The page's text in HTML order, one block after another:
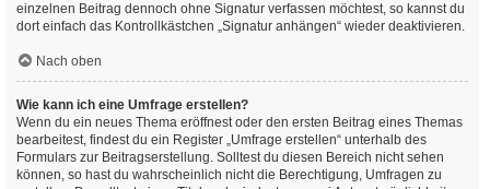
einzelnen Beitrag dennoch ohne Signatur verfassen möchtest, so kannst du
dort einfach das Kontrollkästchen „Signatur anhängen“ wieder deaktivieren.
Nach oben
Wie kann ich eine Umfrage erstellen?
Wenn du ein neues Thema eröffnest oder den ersten Beitrag eines Themas
bearbeitest, findest du ein Register „Umfrage erstellen“ unterhalb des
Formulars zur Beitragserstellung. Solltest du diesen Bereich nicht sehen
können, so hast du wahrscheinlich nicht die Berechtigung, Umfragen zu